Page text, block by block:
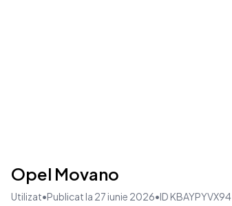
Opel Movano
Utilizat•Publicat la 27 iunie 2026•ID KBAYPYVX94